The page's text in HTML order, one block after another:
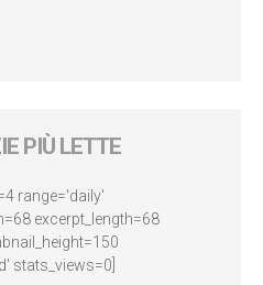
PIÙ LETTE
range='daily'
excerpt_length=68
stats_views=0]